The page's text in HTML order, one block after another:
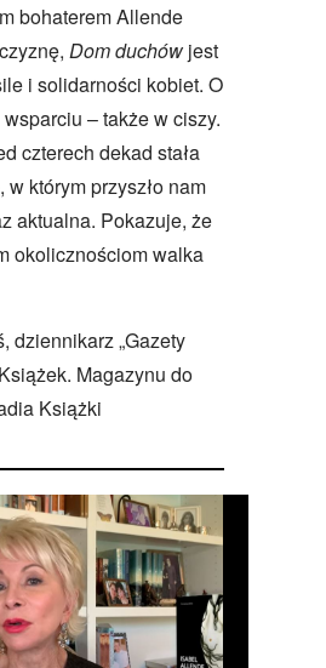
bohaterem Allende
Dom duchów jest
i solidarności kobiet. O
– także w ciszy.
czterech dekad stała
którym przyszło nam
aktualna. Pokazuje, że
okolicznościom walka
dziennikarz „Gazety
Magazynu do
Książki